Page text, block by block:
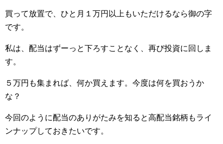
買って放置で、ひと月１万円以上もいただけるなら御の字
です。
私は、配当はずーっと下ろすことなく、再び投資に回しま
す。
５万円も集まれば、何か買えます。今度は何を買おうか
な？
今回のように配当のありがたみを知ると高配当銘柄もライ
ンナップしておきたいです。